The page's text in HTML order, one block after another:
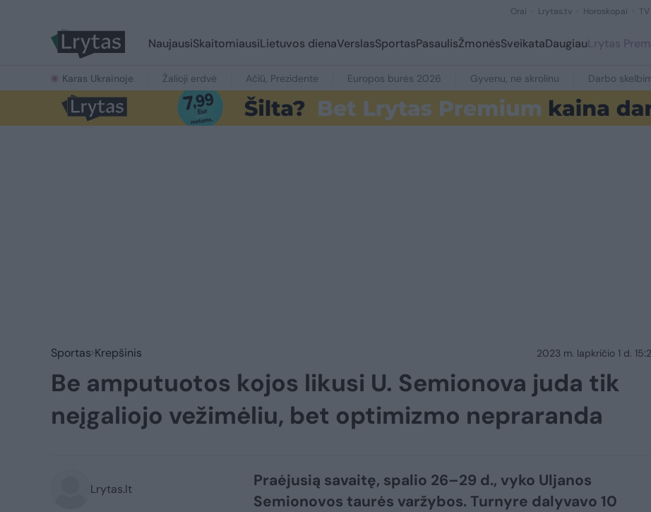
Orai Lrytas.tv Horoskopai
NaujausiSkaitomiausiLietuvos dienaVerslasSportasPasaulisŽmonėsSveikataDaugiauLrytas
Karas Ukrainoje Žalioji erdvė Ačiū, Prezidente Europos burės 2026 Gyvenu, ne skrolinu Darbo
Sportas Krepšinis 2023 m. lapkričio 1 d.
Be amputuotos kojos likusi U. Semionova juda tik
neįgaliojo vežimėliu, bet optimizmo nepraranda
Lrytas.lt
Praėjusią savaitę, spalio 26–29 d., vyko Uljanos
Semionovos taurės varžybos. Turnyre dalyvavo 10